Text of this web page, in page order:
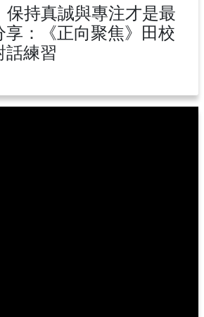
持真誠與專注才是最
：《正向聚焦》田校
話練習